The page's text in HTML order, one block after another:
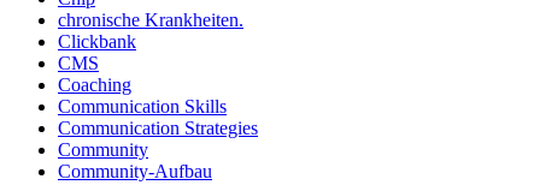
chronische Krankheiten.
Clickbank
CMS
Coaching
Communication Skills
Communication Strategies
Community
Community-Aufbau